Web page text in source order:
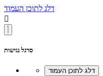
דלג לתוכן העמוד

סרגל נגישות